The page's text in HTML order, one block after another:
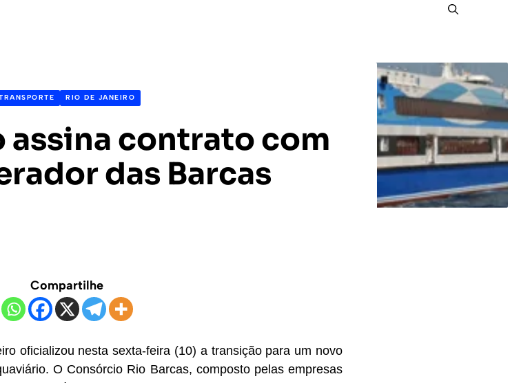
RIO DE JANEIRO
assina contrato com
das Barcas
Compartilhe
oficializou nesta sexta-feira (10) a transição para um novo
O Consórcio Rio Barcas, composto pelas empresas